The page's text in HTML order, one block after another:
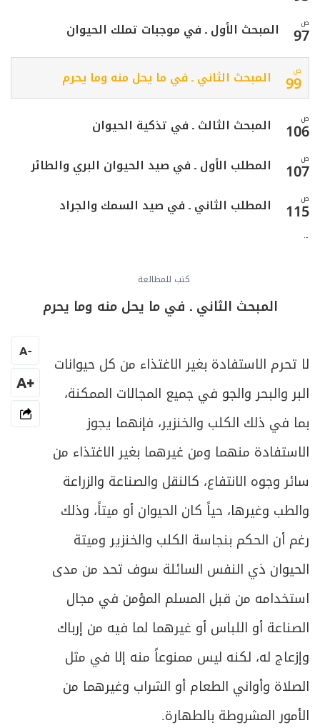
كتب للمطالعة
المبحث الثاني ـ في ما يحل منه وما يحرم
لا تحرم الاستفادة بغير الاغتذاء من كل حيوانات
البر والبحر والجو في جميع المجالات الممكنة،
بما في ذلك الكلب والخنزير، فإنهما يجوز
الاستفادة منهما ومن غيرهما بغير الاغتذاء من
سائر وجوه الانتفاع، كالنقل والصناعة والزراعة
والطب وغيرها، حياً كان الحيوان أو ميتاً، وذلك
رغم أن الحكم بنجاسة الكلب والخنزير وميتة
الحيوان ذي النفس السائلة سوف تحد من مدى
استخدامه من قبل المسلم المؤمن في مجال
الصناعة أو اللباس أو غيرهما لما فيه من إرباك
وإزعاج له، لكنه ليس ممنوعاً منه إلا في مثل
الصلاة وأواني الطعام أو الشراب وغيرهما من
الأمور المشروطة بالطهارة.
-
A
+A
ص
97 المبحث الأول ـ في موجبات تملك الحيوان
ص
99 المبحث الثاني ـ في ما يحل منه وما يحرم
ص
106 المبحث الثالث ـ في تذكية الحيوان
ص
107 المطلب الأول ـ في صيد الحيوان البري والطائر
ص
115 المطلب الثاني ـ في صيد السمك والجراد
ص
فائدة في العناية بالحيوان
ص
131 الفصل الثاني في الثروة المائية
ص 133 المبحث الأول ـ في ملكية المياه
137 المبحث الثاني ـ في حريم الموارد المائية
ص
141 الفصل الثالث في الثروة المعدنيّة والنباتيّة
ص
143 المبحث الأول ـ في المعادن
146 المبحث الثاني ـ في النبات
ص
147 خاتمة في ثروات البحر
150 الباب الثالث في أحكام العمل أو (إجارة النفس)
ص
160 مبحث في ما يحرم من الأعمال وما يحل
ص